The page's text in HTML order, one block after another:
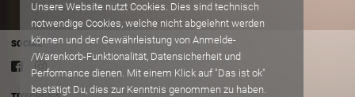
SOCIAL
Unsere Website nutzt Cookies. Dies sind technisch
notwendige Cookies, welche nicht abgelehnt werden
können und der Gewährleistung von Anmelde-
/Warenkorb-Funktionalität, Datensicherheit und
Performance dienen. Mit einem Klick auf "Das ist ok"
bestätigt Du, dies zur Kenntnis genommen zu haben.